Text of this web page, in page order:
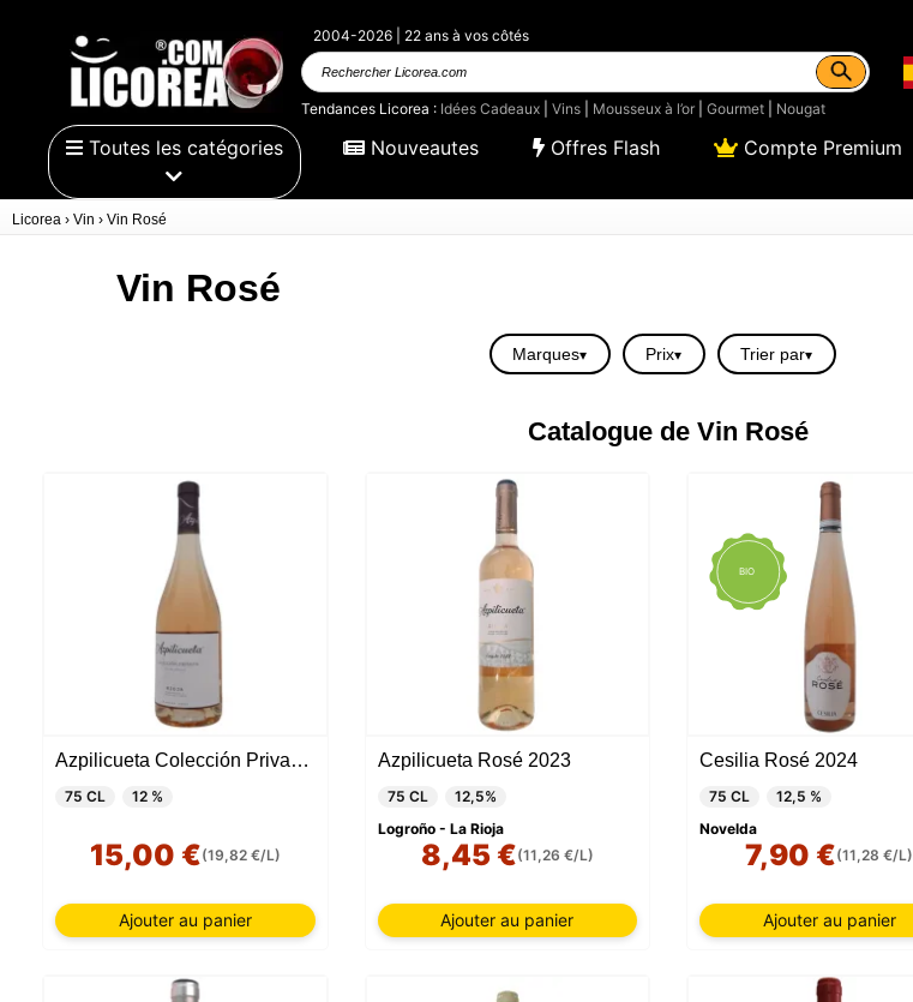
2004-2026 | 22 ans à vos côtés
Rechercher
Licorea.com
Tendances Licorea : Idées Cadeaux| Vins| Mousseux à l’or| Gourmet| Nougat
Toutes les catégories Nouveautes Offres Flash Compte Premium
Licorea › Vin › Vin Rosé
Vin Rosé
Marques Prix Trier par
Catalogue de Vin Rosé
Azpilicueta Colección Privada 2023
75 CL 12 %
15,00 €(19,82 €/L)
Ajouter au panier
Azpilicueta Rosé 2023
75 CL
12,5%
Logroño - La Rioja
8,45 €(11,26 €/L)
Ajouter au panier
BIO
Cesilia Rosé 2024
75 CL
12,5 %
Novelda
7,90 €(11,28 €/L)
Ajouter au panier